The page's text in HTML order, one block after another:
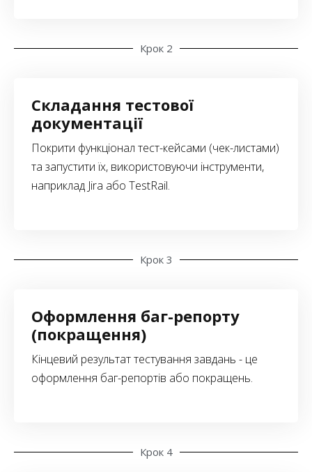
Крок 2
Складання тестової
документації
Покрити функціонал тест-кейсами (чек-листами)
та запустити їх, використовуючи інструменти,
наприклад Jira або TestRail.
Крок 3
Оформлення баг-репорту
(покращення)
Кінцевий результат тестування завдань - це
оформлення баг-репортів або покращень.
Крок 4